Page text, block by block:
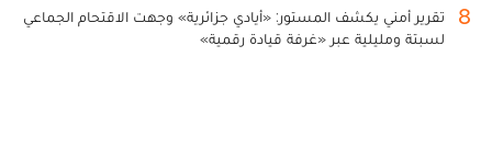
8
تقرير أمني يكشف المستور: «أيادي جزائرية» وجهت الاقتحام الجماعي
لسبتة ومليلية عبر «غرفة قيادة رقمية»